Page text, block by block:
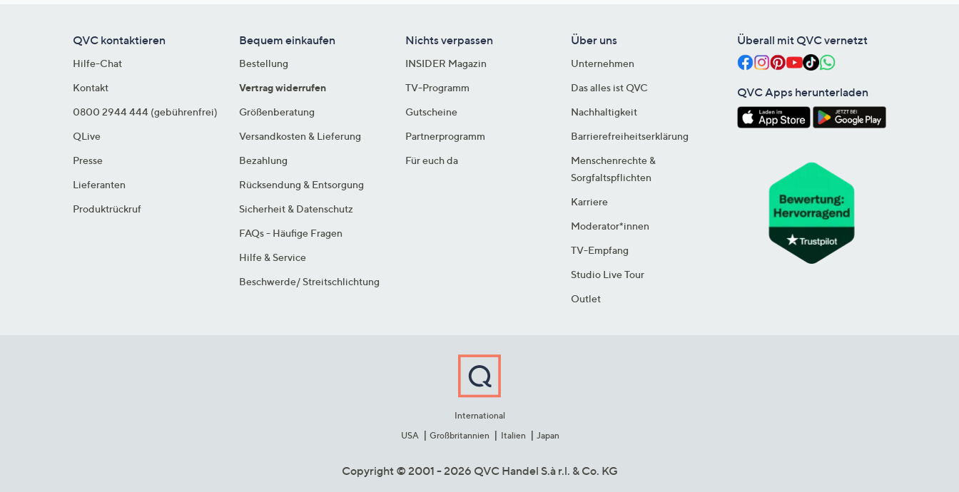
QVC kontaktieren
Hilfe-Chat
Kontakt
0800 2944 444 (gebührenfrei)
QLive
Presse
Lieferanten
Produktrückruf
Bequem einkaufen
Bestellung
Vertrag widerrufen
Größenberatung
Versandkosten & Lieferung
Bezahlung
Rücksendung & Entsorgung
Sicherheit & Datenschutz
FAQs - Häufige Fragen
Hilfe & Service
Beschwerde/ Streitschlichtung
Nichts verpassen
INSIDER Magazin
TV-Programm
Gutscheine
Partnerprogramm
Für euch da
Über uns
Unternehmen
Das alles ist QVC
Nachhaltigkeit
Barrierefreiheitserklärung
Menschenrechte &
Sorgfaltspflichten
Karriere
Moderator*innen
TV-Empfang
Studio Live Tour
Outlet
Überall mit QVC vernetzt
QVC Apps herunterladen
International
USA
Großbritannien Italien Japan
Copyright © 2001 - 2026 QVC Handel S.à r.l. & Co. KG